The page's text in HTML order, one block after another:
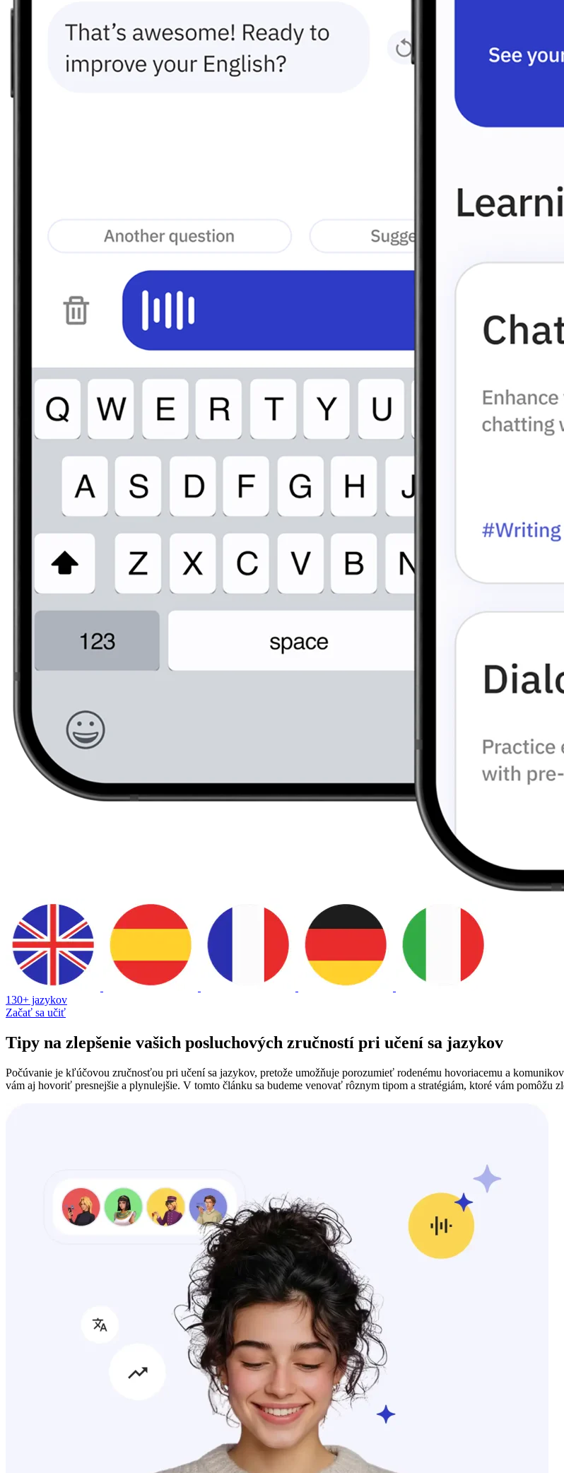
130+ jazykov
Začať sa učiť
Tipy na zlepšenie vašich posluchových zručností pri učení sa jazykov
Počúvanie je kľúčovou zručnosťou pri učení sa jazykov, pretože umožňuje porozumieť rodenému hovoriacemu a
vám aj hovoriť presnejšie a plynulejšie. V tomto článku sa budeme venovať rôznym tipom a stratégiám, ktoré vám pomôžu